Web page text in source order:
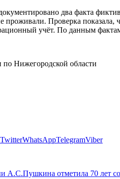
два факта
проживали. Проверка
учёт. По данным
Нижегородской области
TwitterWhatsAppTelegramViber
А.С.Пушкина отметила 70 лет